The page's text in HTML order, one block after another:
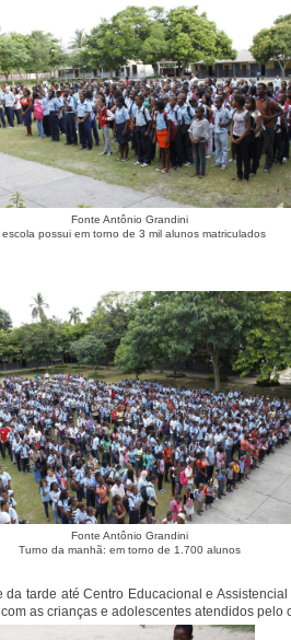
Fonte Antônio Grandini
escola possui em torno de 3 mil alunos matriculados
Fonte Antônio Grandini
Turno da manhã: em torno de 1.700 alunos
tarde até Centro Educacional e
as crianças e adolescentes atendidos pelo